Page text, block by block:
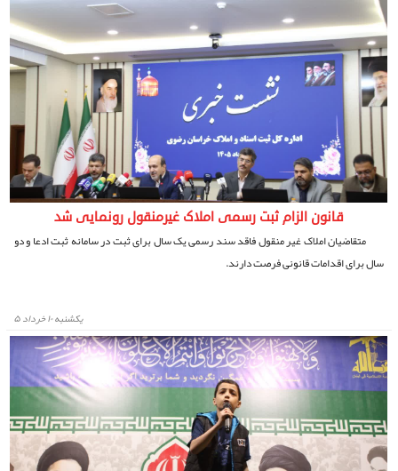
قانون الزام ثبت رسمی املاک غیرمنقول رونمایی شد
متقاضیان املاک غیر منقول فاقد سند رسمی یک سال برای ثبت در سامانه ثبت ادعا و دو
سال برای اقدامات قانونی فرصت دارند.
يكشنبه ۱۰ خرداد ۵